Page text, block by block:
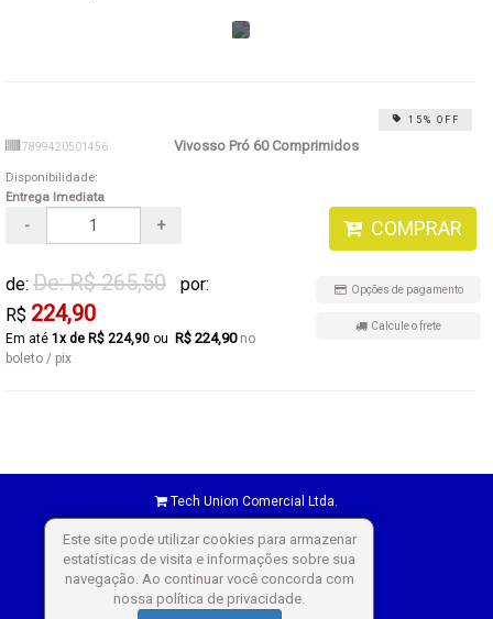
15% OFF
7899420501456 Vivosso Pró 60 Comprimidos
Disponibilidade:
Entrega Imediata
- + COMPRAR
de: De: R$ 265,50
por:
R$ 224,90
1x de R$ 224,90 R$ 224,90 no
boleto / pix
Opções de pagamento
Calcule o frete
Tech Union Comercial Ltda.
Este site pode utilizar cookies para armazenar
estatísticas de visita e informações sobre sua
navegação. Ao continuar você concorda com
nossa política de privacidade.